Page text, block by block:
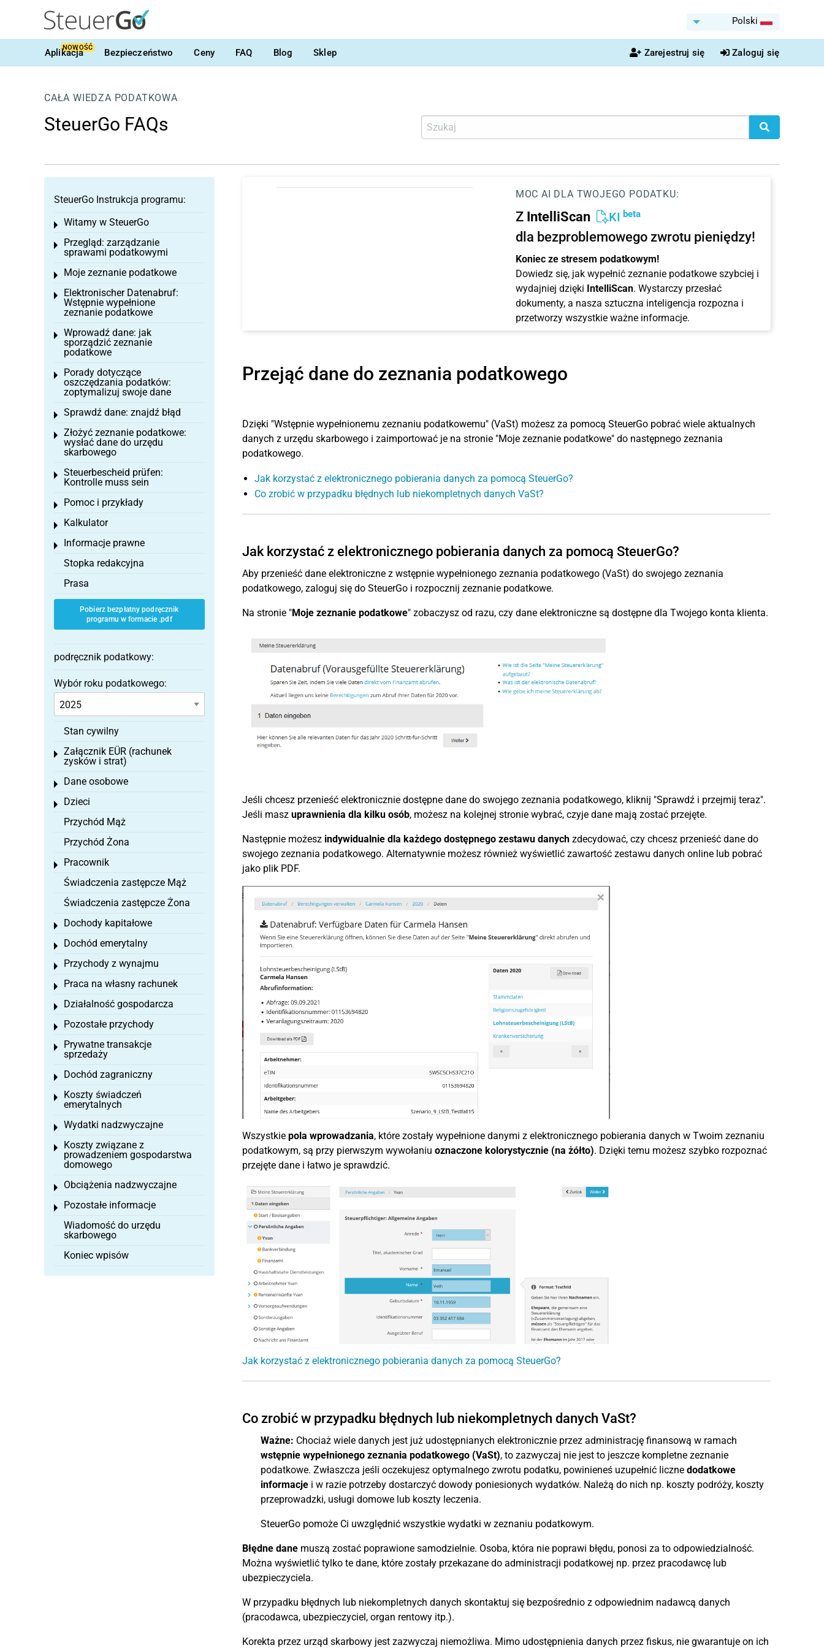
Polski
Aplikacja
NOWOŚĆ Bezpieczeństwo Ceny FAQ Blog Sklep Zarejestruj się Zaloguj się
CAŁA WIEDZA PODATKOWA
SteuerGo FAQs
MOC AI DLA TWOJEGO PODATKU:
Z IntelliScan KI beta
dla bezproblemowego zwrotu pieniędzy!
Koniec ze stresem podatkowym!
Dowiedz się, jak wypełnić zeznanie podatkowe szybciej i
wydajniej dzięki IntelliScan. Wystarczy przesłać
dokumenty, a nasza sztuczna inteligencja rozpozna i
przetworzy wszystkie ważne informacje.
Przejąć dane do zeznania podatkowego
Dzięki "Wstępnie wypełnionemu zeznaniu podatkowemu" (VaSt) możesz za pomocą SteuerGo pobrać wiele aktualnych
danych z urzędu skarbowego i zaimportować je na stronie "Moje zeznanie podatkowe" do następnego zeznania
podatkowego.
Jak korzystać z elektronicznego pobierania danych za pomocą SteuerGo?
Co zrobić w przypadku błędnych lub niekompletnych danych VaSt?
Jak korzystać z elektronicznego pobierania danych za pomocą SteuerGo?
Aby przenieść dane elektroniczne z wstępnie wypełnionego zeznania podatkowego (VaSt) do swojego zeznania
podatkowego, zaloguj się do SteuerGo i rozpocznij zeznanie podatkowe.
Na stronie "Moje zeznanie podatkowe" zobaczysz od razu, czy dane elektroniczne są dostępne dla Twojego konta klienta.
Jeśli chcesz przenieść elektronicznie dostępne dane do swojego zeznania podatkowego, kliknij "Sprawdź i przejmij teraz".
Jeśli masz uprawnienia dla kilku osób, możesz na kolejnej stronie wybrać, czyje dane mają zostać przejęte.
Następnie możesz indywidualnie dla każdego dostępnego zestawu danychzdecydować, czy chcesz przenieść dane do
swojego zeznania podatkowego. Alternatywnie możesz również wyświetlić zawartość zestawu danych online lub pobrać
jako plik PDF.
Wszystkie pola wprowadzania, które zostały wypełnione danymi z elektronicznego pobierania danych w Twoim zeznaniu
podatkowym, są przy pierwszym wywołaniu oznaczone kolorystycznie (na żółto). Dzięki temu możesz szybko rozpoznać
przejęte dane i łatwo je sprawdzić.
Jak korzystać z elektronicznego pobierania danych za pomocą SteuerGo?
Co zrobić w przypadku błędnych lub niekompletnych danych VaSt?
Ważne: Chociaż wiele danych jest już udostępnianych elektronicznie przez administrację finansową w ramach
wstępnie wypełnionego zeznania podatkowego (VaSt), to zazwyczaj nie jest to jeszcze kompletne zeznanie
podatkowe. Zwłaszcza jeśli oczekujesz optymalnego zwrotu podatku, powinieneś uzupełnić liczne dodatkowe
informacjei w razie potrzeby dostarczyć dowody poniesionych wydatków. Należą do nich np. koszty podróży, koszty
przeprowadzki, usługi domowe lub koszty leczenia.
SteuerGo pomoże Ci uwzględnić wszystkie wydatki w zeznaniu podatkowym.
Błędne danemuszą zostać poprawione samodzielnie. Osoba, która nie poprawi błędu, ponosi za to odpowiedzialność.
Można wyświetlić tylko te dane, które zostały przekazane do administracji podatkowej np. przez pracodawcę lub
ubezpieczyciela.
W przypadku błędnych lub niekompletnych danych skontaktuj się bezpośrednio z odpowiednim nadawcą danych
(pracodawca, ubezpieczyciel, organ rentowy itp.).
Korekta przez urząd skarbowy jest zazwyczaj niemożliwa. Mimo udostępnienia danych przez fiskus, nie gwarantuje on ich
SteuerGo Instrukcja programu:
Witamy w SteuerGo
Toggle menu
Przegląd: zarządzanie
sprawami podatkowymi
Toggle menu
Moje zeznanie podatkowe
Toggle menu
Elektronischer Datenabruf:
Wstępnie wypełnione
zeznanie podatkowe
Toggle menu
Wprowadź dane: jak
sporządzić zeznanie
podatkowe
Toggle menu
Porady dotyczące
oszczędzania podatków:
zoptymalizuj swoje dane
Toggle menu
Sprawdź dane: znajdź błąd
Toggle menu
Złożyć zeznanie podatkowe:
wysłać dane do urzędu
skarbowego
Toggle menu
Steuerbescheid prüfen:
Kontrolle muss sein
Toggle menu
Pomoc i przykłady
Toggle menu
Kalkulator
Toggle menu
Informacje prawne
Toggle menu
Stopka redakcyjna
Prasa
Pobierz bezpłatny podręcznik
programu w formacie .pdf
podręcznik podatkowy:
Wybór roku podatkowego:
Stan cywilny
Załącznik EÜR (rachunek
zysków i strat)
Toggle menu
Dane osobowe
Toggle menu
Dzieci
Toggle menu
Przychód Mąż
Przychód Żona
Pracownik
Toggle menu
Świadczenia zastępcze Mąż
Świadczenia zastępcze Żona
Dochody kapitałowe
Toggle menu
Dochód emerytalny
Toggle menu
Przychody z wynajmu
Toggle menu
Praca na własny rachunek
Toggle menu
Działalność gospodarcza
Toggle menu
Pozostałe przychody
Toggle menu
Prywatne transakcje
sprzedaży
Toggle menu
Dochód zagraniczny
Toggle menu
Koszty świadczeń
emerytalnych
Toggle menu
Wydatki nadzwyczajne
Toggle menu
Koszty związane z
prowadzeniem gospodarstwa
domowego
Toggle menu
Obciążenia nadzwyczajne
Toggle menu
Pozostałe informacje
Toggle menu
Wiadomość do urzędu
skarbowego
Koniec wpisów